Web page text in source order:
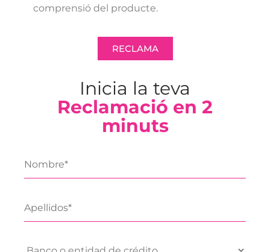
comprensió del producte.
RECLAMA
Inicia la teva
Reclamació en 2
minuts